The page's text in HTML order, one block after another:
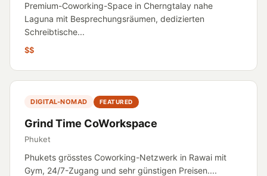
Premium-Coworking-Space in Cherngtalay nahe
Laguna mit Besprechungsräumen, dedizierten
Schreibtische...
$$
DIGITAL-NOMAD FEATURED
Grind Time CoWorkspace
Phuket
Phukets grösstes Coworking-Netzwerk in Rawai mit
Gym, 24/7-Zugang und sehr günstigen Preisen....